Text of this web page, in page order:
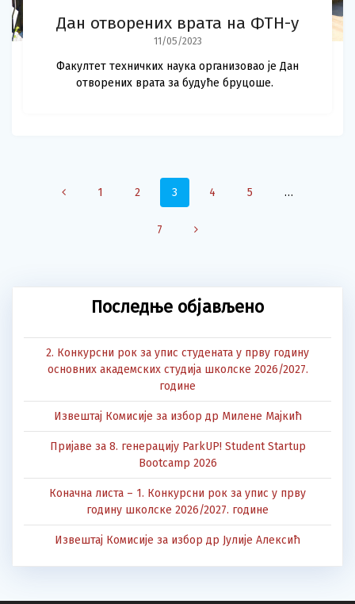
Дан отворених врата на ФТН-у
11/05/2023
Факултет техничких наука организовао је Дан
отворених врата за будуће бруцоше.
navigation
Page
1 Page
2 Page
3 Page
4 Page
5 …
Page
7
Последње објављено
2. Конкурсни рок за упис студената у прву годину
основних академских студија школске 2026/2027.
године
Извештај Комисије за избор др Милене Мајкић
Пријаве за 8. генерацију ParkUP! Student Startup
Bootcamp 2026
Коначна листа – 1. Конкурсни рок за упис у прву
годину школске 2026/2027. године
Извештај Комисије за избор др Јулије Алексић